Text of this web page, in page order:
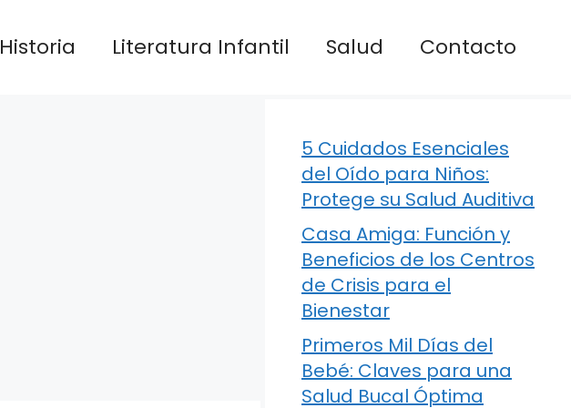
Historia Literatura Infantil Salud Contacto
5 Cuidados Esenciales
del Oído para Niños:
Protege su Salud Auditiva
Casa Amiga: Función y
Beneficios de los Centros
de Crisis para el
Bienestar
Primeros Mil Días del
Bebé: Claves para una
Salud Bucal Óptima